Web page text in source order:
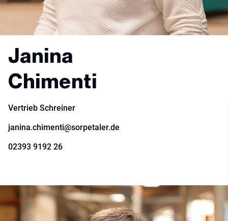
Janina
Chimenti
Vertrieb Schreiner
janina.chimenti@sorpetaler.de
02393 9192 26